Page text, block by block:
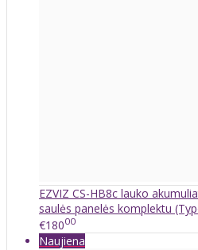
EZVIZ CS-HB8c lauko
saulės panelės komplektu
€18000
Naujiena